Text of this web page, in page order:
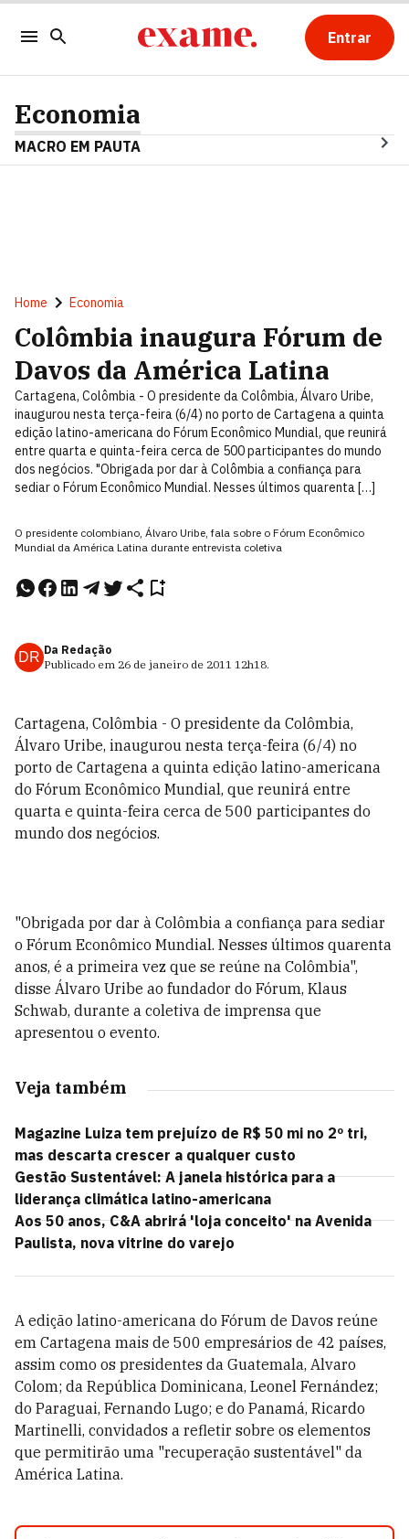
Entrar
Economia
MACRO EM PAUTA
Home Economia
Colômbia inaugura Fórum de
Davos da América Latina
Cartagena, Colômbia - O presidente da Colômbia, Álvaro Uribe,
inaugurou nesta terça-feira (6/4) no porto de Cartagena a quinta
edição latino-americana do Fórum Econômico Mundial, que reunirá
entre quarta e quinta-feira cerca de 500 participantes do mundo
dos negócios. "Obrigada por dar à Colômbia a confiança para
sediar o Fórum Econômico Mundial. Nesses últimos quarenta […]
O presidente colombiano, Álvaro Uribe, fala sobre o Fórum Econômico
Mundial da América Latina durante entrevista coletiva
DR Da Redação
Publicado em 26 de janeiro de 2011 12h18.
Cartagena, Colômbia - O presidente da Colômbia,
Álvaro Uribe, inaugurou nesta terça-feira (6/4) no
porto de Cartagena a quinta edição latino-americana
do Fórum Econômico Mundial, que reunirá entre
quarta e quinta-feira cerca de 500 participantes do
mundo dos negócios.
"Obrigada por dar à Colômbia a confiança para sediar
o Fórum Econômico Mundial. Nesses últimos quarenta
anos, é a primeira vez que se reúne na Colômbia",
disse Álvaro Uribe ao fundador do Fórum, Klaus
Schwab, durante a coletiva de imprensa que
apresentou o evento.
Veja também
Magazine Luiza tem prejuízo de R$ 50 mi no 2º tri,
mas descarta crescer a qualquer custo
Gestão Sustentável: A janela histórica para a
liderança climática latino-americana
Aos 50 anos, C&A abrirá 'loja conceito' na Avenida
Paulista, nova vitrine do varejo
A edição latino-americana do Fórum de Davos reúne
em Cartagena mais de 500 empresários de 42 países,
assim como os presidentes da Guatemala, Alvaro
Colom; da República Dominicana, Leonel Fernández;
do Paraguai, Fernando Lugo; e do Panamá, Ricardo
Martinelli, convidados a refletir sobre os elementos
que permitirão uma "recuperação sustentável" da
América Latina.